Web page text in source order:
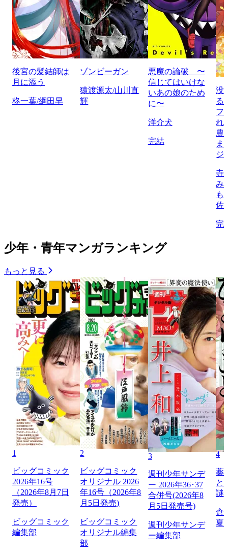
後宮の髪結師は
月に添う
柊一葉/綱田早
ゾンビーガン
猿渡源太/山川直
輝
悪魔の論破 〜
信じてはいけな
いあの娘のため
に〜
洋介犬
完結
没
る
フ
れ
農
ま
ジ
寺
み
も
佐
完
少年・青年マンガランキング
もっと見る
1
ビッグコミック
2026年16号
（2026年8月7日
発売）
ビッグコミック
編集部
2
ビッグコミック
オリジナル 2026
年16号（2026年8
月5日発売)
ビッグコミック
オリジナル編集
部
3
週刊少年サンデ
ー 2026年36･37
合併号(2026年8
月5日発売号)
週刊少年サンデ
ー編集部
4
薬
と
謎
倉
夏